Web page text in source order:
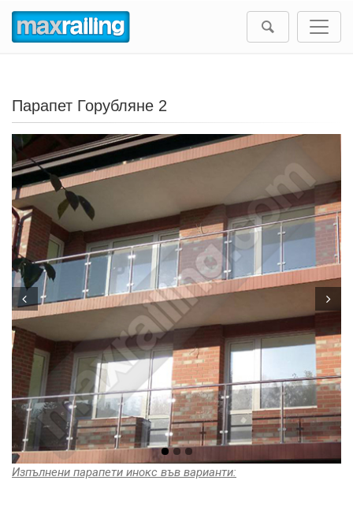
Парапет Горубляне 2
Prev Next
Изпълнени парапети инокс във варианти: